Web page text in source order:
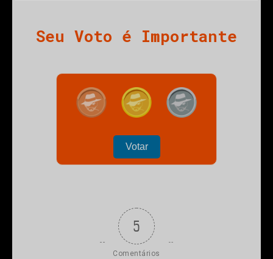
Seu Voto é Importante
Votar
5
Comentários